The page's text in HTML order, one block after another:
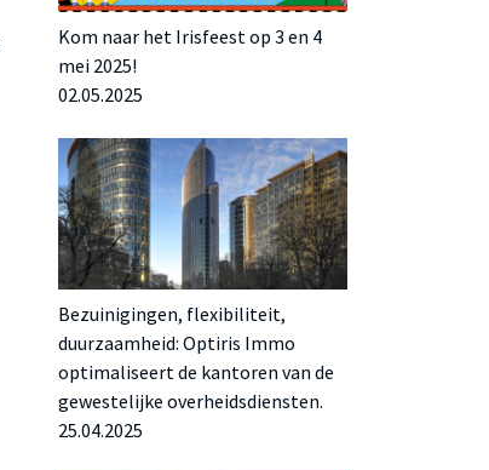
Kom naar het Irisfeest op 3 en 4
mei 2025!
02.05.2025
Bezuinigingen, flexibiliteit,
duurzaamheid: Optiris Immo
optimaliseert de kantoren van de
gewestelijke overheidsdiensten.
25.04.2025